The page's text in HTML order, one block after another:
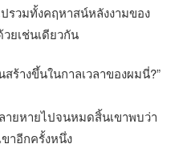
รวมทั้งคฤหาสน์หลังงามของ
ยเช่นเดียวกัน
างขึ้นในกาลเวลาของผมนี่?”
ายหายไปจนหมดสิ้นเขาพบว่า
าอีกครั้งหนึ่ง